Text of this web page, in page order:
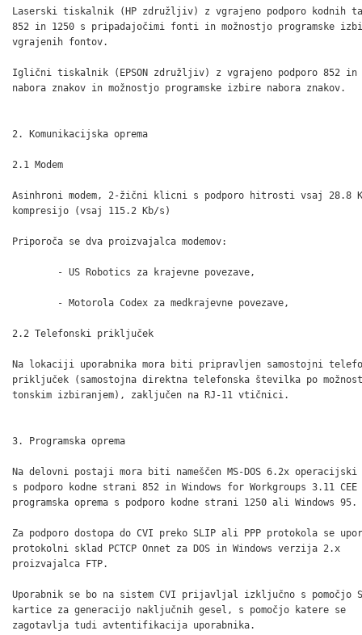
Laserski tiskalnik (HP združljiv) z vgrajeno podporo kodnih
852 in 1250 s pripadajočimi fonti in možnostjo programske
vgrajenih fontov.
Iglični tiskalnik (EPSON združljiv) z vgrajeno podporo 852 in
nabora znakov in možnostjo programske izbire nabora znakov.
2. Komunikacijska oprema
2.1 Modem
Asinhroni modem, 2-žični klicni s podporo hitrosti vsaj 28.8
kompresijo (vsaj 115.2 Kb/s)
Priporoča se dva proizvajalca modemov:
2.2 Telefonski priključek
Na lokaciji uporabnika mora biti pripravljen samostojni
priključek (samostojna direktna telefonska številka po
tonskim izbiranjem), zaključen na RJ-11 vtičnici.
3. Programska oprema
Na delovni postaji mora biti nameščen MS-DOS 6.2x operacijski
s podporo kodne strani 852 in Windows for Workgroups 3.11 CEE
programska oprema s podporo kodne strani 1250 ali Windows 95.
Za podporo dostopa do CVI preko SLIP ali PPP protokola se
protokolni sklad PCTCP Onnet za DOS in Windows verzija 2.x
proizvajalca FTP.
Uporabnik se bo na sistem CVI prijavljal izključno s pomočjo
kartice za generacijo naključnih gesel, s pomočjo katere se
zagotavlja tudi avtentifikacija uporabnika.